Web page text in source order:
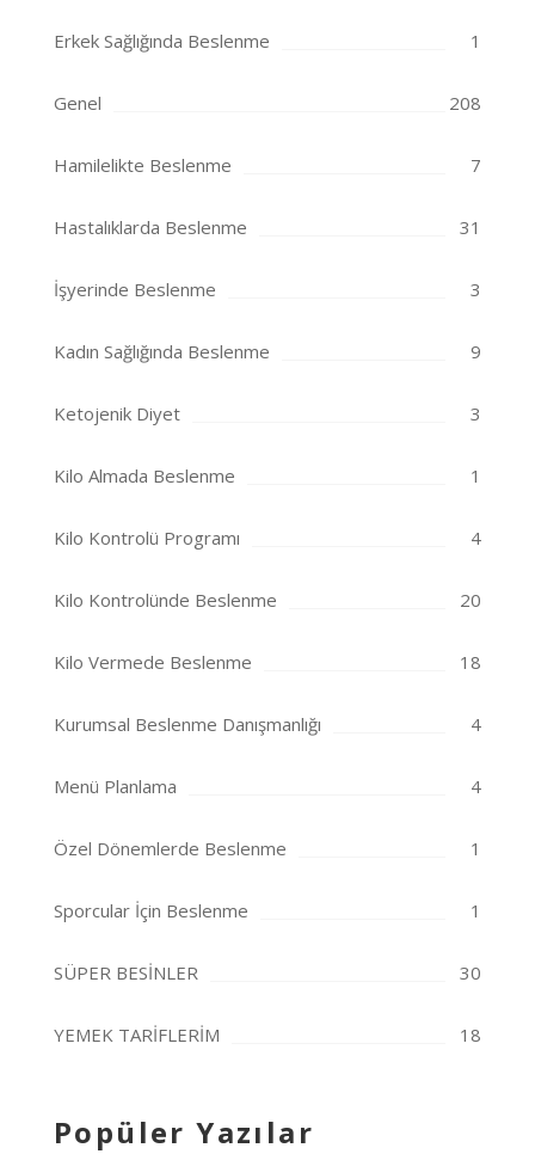
Erkek Sağlığında Beslenme 1
Genel 208
Hamilelikte Beslenme 7
Hastalıklarda Beslenme 31
İşyerinde Beslenme 3
Kadın Sağlığında Beslenme 9
Ketojenik Diyet 3
Kilo Almada Beslenme 1
Kilo Kontrolü Programı 4
Kilo Kontrolünde Beslenme 20
Kilo Vermede Beslenme 18
Kurumsal Beslenme Danışmanlığı 4
Menü Planlama 4
Özel Dönemlerde Beslenme 1
Sporcular İçin Beslenme 1
SÜPER BESİNLER 30
YEMEK TARİFLERİM 18
Popüler Yazılar